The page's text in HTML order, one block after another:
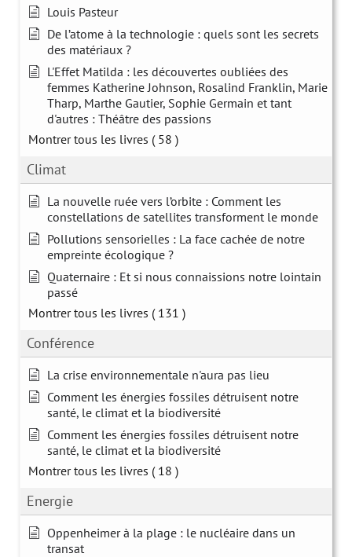
Louis Pasteur
De l’atome à la technologie : quels sont les secrets
des matériaux ?
L'Effet Matilda : les découvertes oubliées des
femmes Katherine Johnson, Rosalind Franklin, Marie
Tharp, Marthe Gautier, Sophie Germain et tant
d'autres : Théâtre des passions
Montrer tous les livres ( 58 )
Climat
La nouvelle ruée vers l’orbite : Comment les
constellations de satellites transforment le monde
Pollutions sensorielles : La face cachée de notre
empreinte écologique ?
Quaternaire : Et si nous connaissions notre lointain
passé
Montrer tous les livres ( 131 )
Conférence
La crise environnementale n'aura pas lieu
Comment les énergies fossiles détruisent notre
santé, le climat et la biodiversité
Comment les énergies fossiles détruisent notre
santé, le climat et la biodiversité
Montrer tous les livres ( 18 )
Energie
Oppenheimer à la plage : le nucléaire dans un
transat